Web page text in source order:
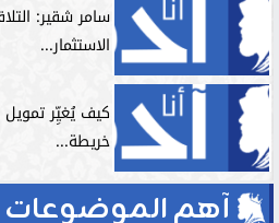
سامر شقير:
الاستثمار...
خريطة...
آهم الموضوعات